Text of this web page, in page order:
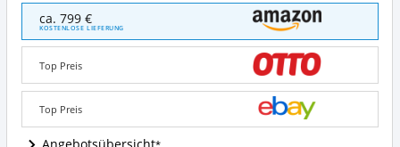
Vintage-
Line
Cocktailsessel
Armani
Winsconsin
Brown
Acrylglas
Seitenteile
Angebote:
ca. 799 €
KOSTENLOSE LIEFERUNG
Top Preis
Top Preis